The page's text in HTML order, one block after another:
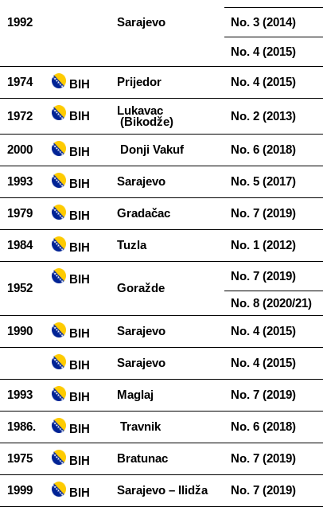
1992 Sarajevo No.​​ 3​​ (2014)
No.​​ 4​​ (2015)
1974 ​​ BIH Prijedor No.​​ 4​​ (2015)
1972 ​​ BIH
Lukavac​​
(Bikodže)
No.​​ 2​​ (2013)
2000 ​​ BIH Donji​​ Vakuf No.​​ 6​​ (2018)
1993 ​​ BIH Sarajevo No.​​ 5​​ (2017)
1979 ​​ BIH Gradačac No.​​ 7​​ (2019)
1984 ​​ BIH Tuzla No.​​ 1​​ (2012)
1952
​​ BIH
Goražde
No.​​ 7​​ (2019)
No.​​ 8​​ (2020/21)
1990 ​​ BIH Sarajevo No.​​ 4​​ (2015)
​​ BIH Sarajevo No.​​ 4​​ (2015)
1993 ​​ BIH Maglaj No.​​ 7​​ (2019)
1986. ​​ BIH Travnik No.​​ 6​​ (2018)
1975 ​​ BIH Bratunac No.​​ 7​​ (2019)
1999 ​​ BIH Sarajevo​​ –​​ Ilidža No.​​ 7​​ (2019)